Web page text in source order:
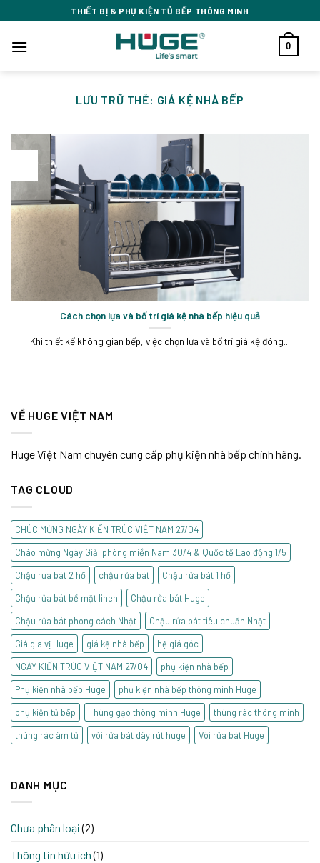
qua
nội
THIẾT BỊ & PHỤ KIỆN TỦ BẾP THÔNG MINH
0
LƯU TRỮ THẺ: GIÁ KỆ NHÀ BẾP
VỀ HUGE VIỆT NAM
Huge Việt Nam chuyên cung cấp phụ kiện nhà bếp chính hãng.
TAG CLOUD
CHÚC MỪNG NGÀY KIẾN TRÚC VIỆT NAM 27/04
Chào mừng Ngày Giải phóng miền Nam 30/4 & Quốc tế Lao động 1/5
Chậu rưa bát 2 hố
chậu rửa bát
Chậu rửa bát 1 hố
Chậu rửa bát bề mặt linen
Chậu rửa bát Huge
Chậu rửa bát phong cách Nhật
Chậu rửa bát tiêu chuẩn Nhật
Giá gia vị Huge
giá kệ nhà bếp
hệ giá góc
NGÀY KIẾN TRÚC VIỆT NAM 27/04
phụ kiện nhà bếp
Phụ kiện nhà bếp Huge
phụ kiện nhà bếp thông minh Huge
phụ kiện tủ bếp
Thùng gạo thông minh Huge
thùng rác thông minh
thùng rác âm tủ
vòi rửa bát dây rút huge Vòi rửa bát Huge
DANH MỤC
Chưa phân loại(2)
Thông tin hữu ích(1)
Cách chọn lựa và bố trí giá kệ nhà bếp hiệu quả
Khi thiết kế không gian bếp, việc chọn lựa và bố trí giá kệ đóng...